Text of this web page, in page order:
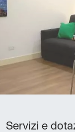
Servizi e